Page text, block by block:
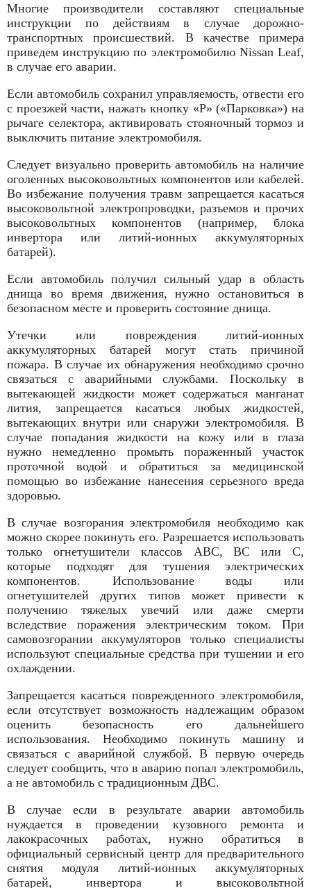
Многие производители составляют специальные
инструкции по действиям в случае дорожно-
транспортных происшествий. В качестве примера
приведем инструкцию по электромобилю Nissan Leaf,
в случае его аварии.
Если автомобиль сохранил управляемость, отвести его
с проезжей части, нажать кнопку «Р» («Парковка») на
рычаге селектора, активировать стояночный тормоз и
выключить питание электромобиля.
Следует визуально проверить автомобиль на наличие
оголенных высоковольтных компонентов или кабелей.
Во избежание получения травм запрещается касаться
высоковольтной электропроводки, разъемов и прочих
высоковольтных компонентов (например, блока
инвертора или литий-ионных аккумуляторных
батарей).
Если автомобиль получил сильный удар в область
днища во время движения, нужно остановиться в
безопасном месте и проверить состояние днища.
Утечки или повреждения литий-ионных
аккумуляторных батарей могут стать причиной
пожара. В случае их обнаружения необходимо срочно
связаться с аварийными службами. Поскольку в
вытекающей жидкости может содержаться манганат
лития, запрещается касаться любых жидкостей,
вытекающих внутри или снаружи электромобиля. В
случае попадания жидкости на кожу или в глаза
нужно немедленно промыть пораженный участок
проточной водой и обратиться за медицинской
помощью во избежание нанесения серьезного вреда
здоровью.
В случае возгорания электромобиля необходимо как
можно скорее покинуть его. Разрешается использовать
только огнетушители классов АВС, ВС или С,
которые подходят для тушения электрических
компонентов. Использование воды или
огнетушителей других типов может привести к
получению тяжелых увечий или даже смерти
вследствие поражения электрическим током. При
самовозгорании аккумуляторов только специалисты
используют специальные средства при тушении и его
охлаждении.
Запрещается касаться поврежденного электромобиля,
если отсутствует возможность надлежащим образом
оценить безопасность его дальнейшего
использования. Необходимо покинуть машину и
связаться с аварийной службой. В первую очередь
следует сообщить, что в аварию попал электромобиль,
а не автомобиль с традиционным ДВС.
В случае если в результате аварии автомобиль
нуждается в проведении кузовного ремонта и
лакокрасочных работах, нужно обратиться в
официальный сервисный центр для предварительного
снятия модуля литий-ионных аккумуляторных
батарей, инвертора и высоковольтной